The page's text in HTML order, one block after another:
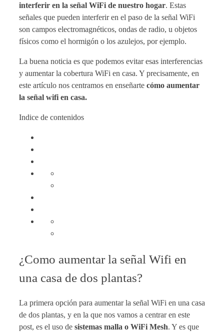
interferir en la señal WiFi de nuestro hogar. Estas
señales que pueden interferir en el paso de la señal WiFi
son campos electromagnéticos, ondas de radio, u objetos
físicos como el hormigón o los azulejos, por ejemplo.
La buena noticia es que podemos evitar esas interferencias
y aumentar la cobertura WiFi en casa. Y precisamente, en
este artículo nos centramos en enseñarte cómo aumentar
la señal wifi en casa.
Indice de contenidos
¿Como aumentar la señal Wifi en
una casa de dos plantas?
La primera opción para aumentar la señal WiFi en una casa
de dos plantas, y en la que nos vamos a centrar en este
post, es el uso de sistemas malla o WiFi Mesh. Y es que